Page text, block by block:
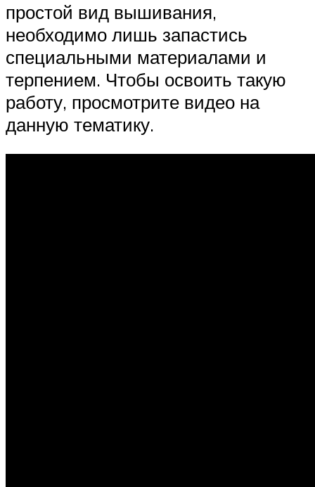
простой вид вышивания,
необходимо лишь запастись
специальными материалами и
терпением. Чтобы освоить такую
работу, просмотрите видео на
данную тематику.